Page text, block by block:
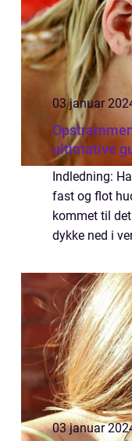
03 januar
ultimative
Indledning:
fast og flot
kommet til
dykke ned i
at vide for at
03 januar